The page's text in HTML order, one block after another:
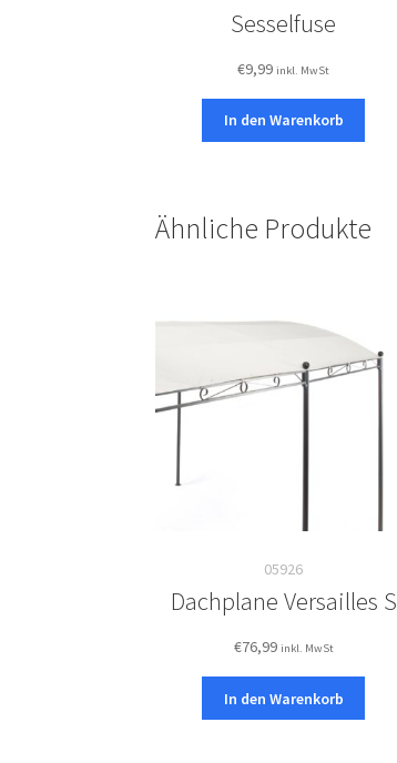
Sesselfuse
€9,99 inkl. MwSt
In den Warenkorb
Ähnliche Produkte
05926
Dachplane Versailles S
€76,99 inkl. MwSt
In den Warenkorb